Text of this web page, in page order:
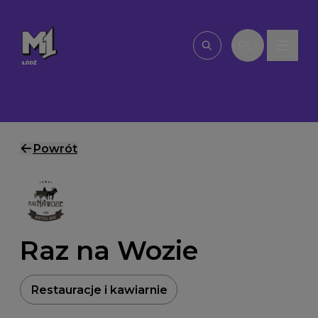
Wpisz, czego
Powrót
Raz na Wozie
Restauracje i kawiarnie